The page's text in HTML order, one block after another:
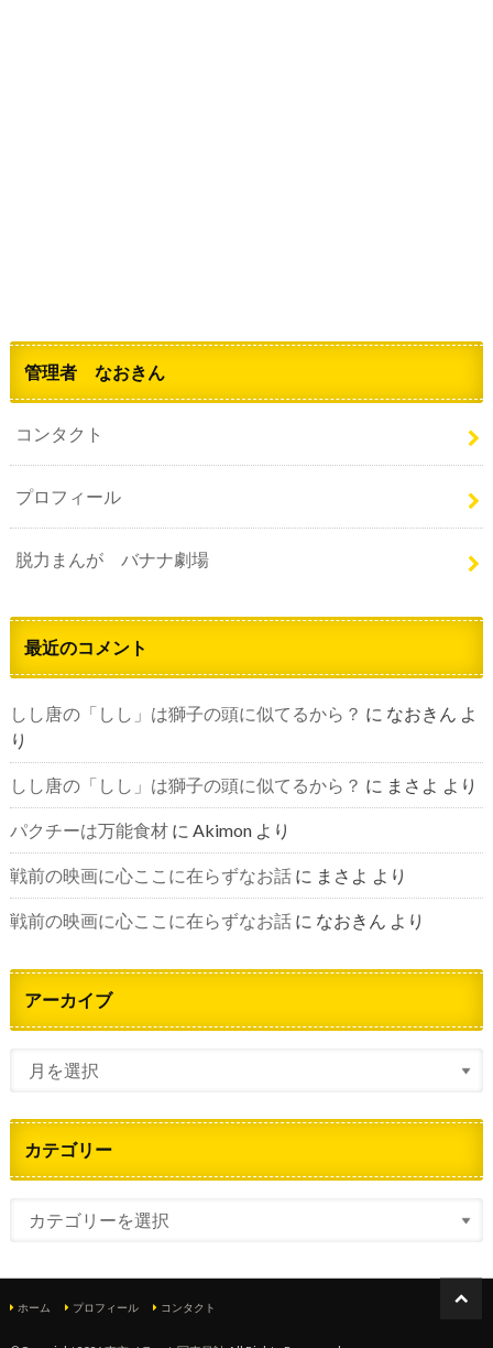
管理者 なおきん
コンタクト
プロフィール
脱力まんが バナナ劇場
最近のコメント
しし唐の「しし」は獅子の頭に似てるから？ に なおきん よ
り
しし唐の「しし」は獅子の頭に似てるから？ に まさよ より
パクチーは万能食材に Akimonより
戦前の映画に心ここに在らずなお話に まさよ より
戦前の映画に心ここに在らずなお話に なおきん より
アーカイブ
カテゴリー
ホーム プロフィール コンタクト